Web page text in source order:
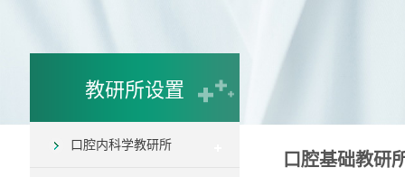
教研所设置
口腔内科学教研所
口腔基础教研